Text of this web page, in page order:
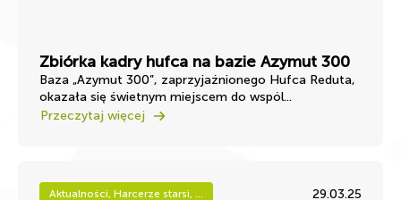
Zbiórka kadry hufca na bazie Azymut 300
Baza „Azymut 300”, zaprzyjaźnionego Hufca Reduta,
okazała się świetnym miejscem do wspól...
Przeczytaj więcej
Aktualności, Harcerze starsi, ... 29.03.25